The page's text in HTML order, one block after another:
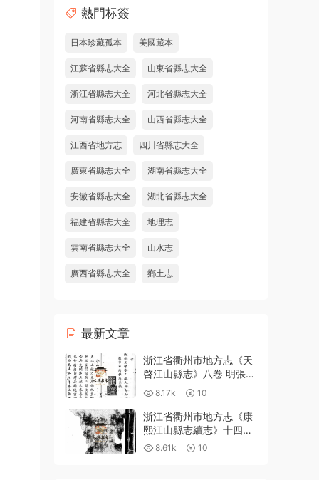
熱門标簽
日本珍藏孤本 美國藏本
江蘇省縣志大全 山東省縣志大全
浙江省縣志大全 河北省縣志大全
河南省縣志大全 山西省縣志大全
江西省地方志 四川省縣志大全
廣東省縣志大全 湖南省縣志大全
安徽省縣志大全 湖北省縣志大全
福建省縣志大全 地理志
雲南省縣志大全 山水志
廣西省縣志大全 鄉土志
最新文章
浙江省衢州市地方志《天
啓江山縣志》八卷 明張鳳
翼 徐日葵纂修PDF高清電
子版下載
8.17k 10
浙江省衢州市地方志《康
熙江山縣志續志》十四卷
附錄一卷 清汪浩修 宋俊
8.61k 10